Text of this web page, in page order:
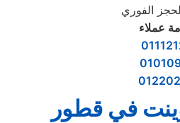
عملاء
في قطور